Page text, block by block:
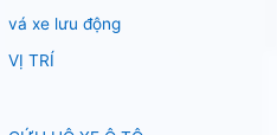
vá xe lưu động
VỊ TRÍ